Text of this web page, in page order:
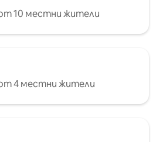
10 местни жители
4 местни жители